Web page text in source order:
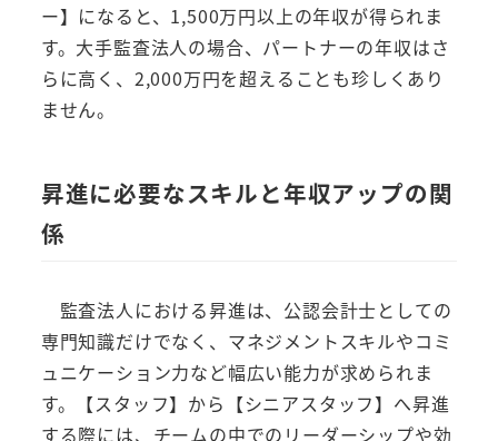
ー】になると、1,500万円以上の年収が得られま
す。大手監査法人の場合、パートナーの年収はさ
らに高く、2,000万円を超えることも珍しくあり
ません。
昇進に必要なスキルと年収アップの関
係
監査法人における昇進は、公認会計士としての
専門知識だけでなく、マネジメントスキルやコミ
ュニケーション力など幅広い能力が求められま
す。【スタッフ】から【シニアスタッフ】へ昇進
する際には、チームの中でのリーダーシップや効